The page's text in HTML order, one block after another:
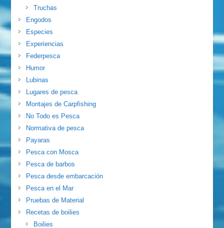
Truchas
Engodos
Especies
Experiencias
Federpesca
Humor
Lubinas
Lugares de pesca
Montajes de Carpfishing
No Todo es Pesca
Normativa de pesca
Payaras
Pesca con Mosca
Pesca de barbos
Pesca desde embarcación
Pesca en el Mar
Pruebas de Material
Recetas de boilies
Boilies